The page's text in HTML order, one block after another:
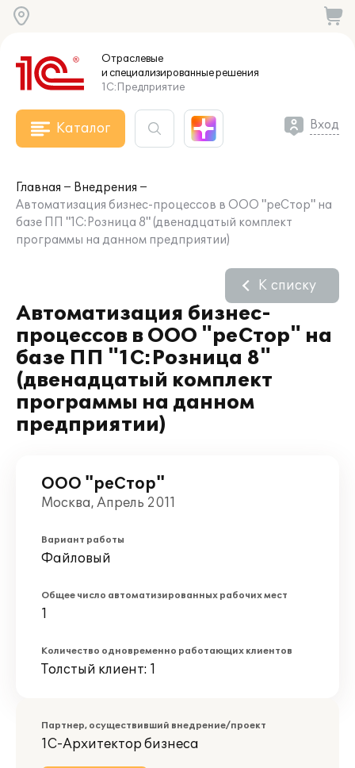
Отраслевые
и специализированныерешения
1С:Предприятие
Каталог Вход
Главная
Внедрения
Автоматизация бизнес-процессов в ООО "реСтор" на
базе ПП "1С:Розница 8" (двенадцатый комплект
программы на данном предприятии)
Автоматизация бизнес-
процессов в ООО "реСтор" на
базе ПП "1С:Розница 8"
(двенадцатый комплект
программы на данном
предприятии)
К списку
ООО "реСтор"
Москва, Апрель 2011
Вариант работы
Файловый
Общее число автоматизированных рабочих мест
1
Количество одновременно работающих клиентов
Толстый клиент: 1
Партнер, осуществивший внедрение/проект
1С-Архитектор бизнеса